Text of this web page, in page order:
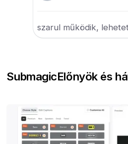
szarul működik,
SubmagicElőnyök és